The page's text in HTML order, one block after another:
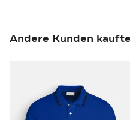
Andere Kunden